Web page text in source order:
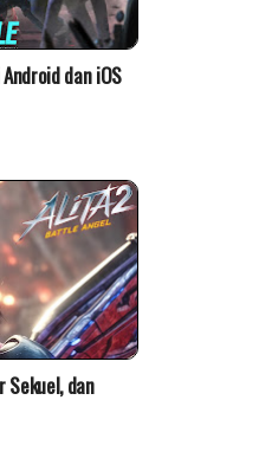
dan iOS
Sekuel, dan